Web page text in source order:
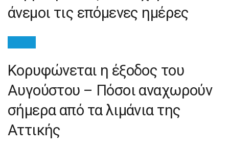
άνεμοι τις επόμενες ημέρες
Κορυφώνεται η έξοδος του
Αυγούστου – Πόσοι αναχωρούν
σήμερα από τα λιμάνια της
Αττικής